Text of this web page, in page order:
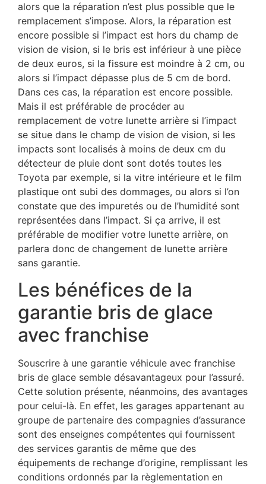
alors que la réparation n’est plus possible que le
remplacement s’impose. Alors, la réparation est
encore possible si l’impact est hors du champ de
vision de vision, si le bris est inférieur à une pièce
de deux euros, si la fissure est moindre à 2 cm, ou
alors si l’impact dépasse plus de 5 cm de bord.
Dans ces cas, la réparation est encore possible.
Mais il est préférable de procéder au
remplacement de votre lunette arrière si l’impact
se situe dans le champ de vision de vision, si les
impacts sont localisés à moins de deux cm du
détecteur de pluie dont sont dotés toutes les
Toyota par exemple, si la vitre intérieure et le film
plastique ont subi des dommages, ou alors si l’on
constate que des impuretés ou de l’humidité sont
représentées dans l’impact. Si ça arrive, il est
préférable de modifier votre lunette arrière, on
parlera donc de changement de lunette arrière
sans garantie.
Les bénéfices de la
garantie bris de glace
avec franchise
Souscrire à une garantie véhicule avec franchise
bris de glace semble désavantageux pour l’assuré.
Cette solution présente, néanmoins, des avantages
pour celui-là. En effet, les garages appartenant au
groupe de partenaire des compagnies d’assurance
sont des enseignes compétentes qui fournissent
des services garantis de même que des
équipements de rechange d’origine, remplissant les
conditions ordonnés par la règlementation en